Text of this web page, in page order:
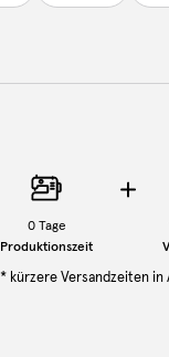
0Tage
Produktionszeit
* kürzere Versandzeiten in